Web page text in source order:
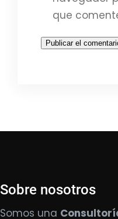
que
Sobre nosotros
Somos una